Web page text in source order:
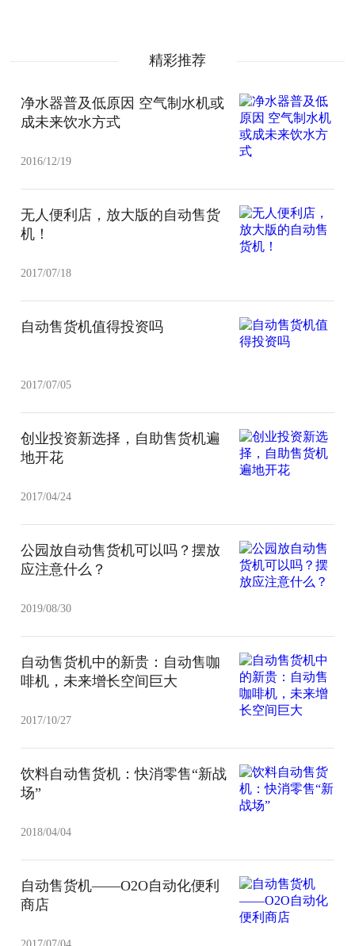
精彩推荐
净水器普及低原因 空气制水机或
成未来饮水方式
2016/12/19
无人便利店，放大版的自动售货
机！
2017/07/18
自动售货机值得投资吗
2017/07/05
创业投资新选择，自助售货机遍
地开花
2017/04/24
公园放自动售货机可以吗？摆放
应注意什么？
2019/08/30
自动售货机中的新贵：自动售咖
啡机，未来增长空间巨大
2017/10/27
饮料自动售货机：快消零售“新战
场”
2018/04/04
自动售货机——O2O自动化便利
商店